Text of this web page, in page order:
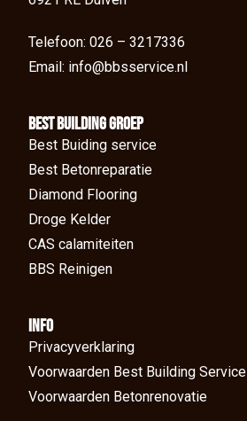
Telefoon: 026 – 3217336
Email: info@bbsservice.nl
BEst Building groep
Best Buiding service
Best Betonreparatie
Diamond Flooring
Droge Kelder
CAS calamiteiten
BBS Reinigen
Info
Privacyverklaring
Voorwaarden Best Building Service
Voorwaarden Betonrenovatie